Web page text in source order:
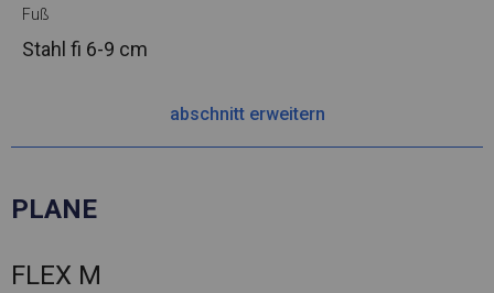
Fuß
Stahl fi 6-9 cm
abschnitt erweitern
PLANE
FLEX M